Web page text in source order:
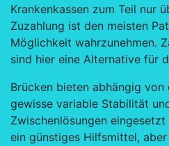
Krankenkassen zum Teil nur
Zuzahlung ist den meisten
Möglichkeit wahrzunehmen.
sind hier eine Alternative für
Brücken bieten abhängig
gewisse variable Stabilität
Zwischenlösungen
ein günstiges Hilfsmittel,